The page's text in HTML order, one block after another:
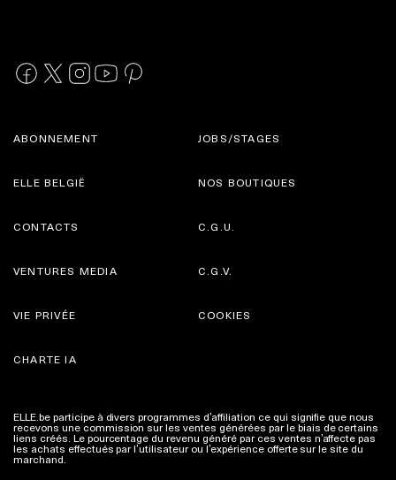
ABONNEMENT
ELLE BELGIË
JOBS/STAGES
NOS BOUTIQUES
CONTACTS
VENTURES MEDIA
C.G.U.
C.G.V.
VIE PRIVÉE
CHARTE IA
COOKIES
ELLE.be participe à divers programmes d’affiliation ce qui signifie que nous
recevons une commission sur les ventes générées par le biais de certains
liens créés. Le pourcentage du revenu généré par ces ventes n’affecte pas
les achats effectués par l’utilisateur ou l’expérience offerte sur le site du
marchand. Plus d'infos